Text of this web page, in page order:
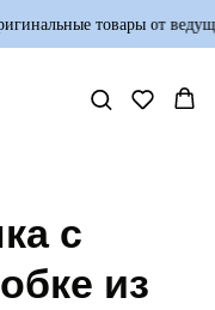
товары от
с
из